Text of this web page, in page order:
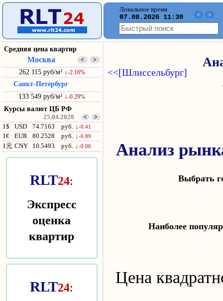
Локальное время
07.08.2026 11:30 < >
Средняя цена квартир
Москва < >
262 115 руб/м² ↓-2.16%
Санкт-Петербург
133 549 руб/м² ↓-0.29%
Курсы валют ЦБ РФ
25.04.2020 < >
1$ USD 74.7163 руб. ↓-0.41
1€ EUR 80.2528 руб. ↓-0.89
1元 CNY 10.5493 руб. ↓-0.06
RLT24:
Экспресс
оценка
квартир
RLT24:
<<[Шлиссельбург]
Анализ
Выбрать
Наиболее
Цена